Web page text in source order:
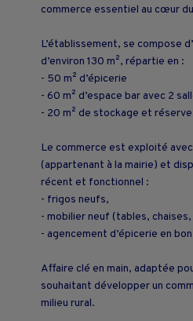
commerce essentiel au cœur
L’établissement, se compose
d’environ 130 m², répartie en :
- 50 m² d’épicerie
- 60 m² d’espace bar avec 2
- 20 m² de stockage et
Le commerce est exploité
(appartenant à la mairie) et
récent et fonctionnel :
- frigos neufs,
- mobilier neuf (tables,
- agencement d’épicerie en
Affaire clé en main, adaptée
souhaitant développer un
milieu rural.